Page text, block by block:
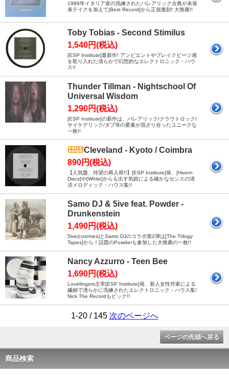
1986年イタリア産の洗練されたバレアリック古典が未発
表テイクを加えて[Best Record]から正規復刻! 大推薦!!
Toby Tobias - Second Stimilus
1,540円(税込)
[ESP Institute]最新作! アンビエントやブレイクビーツ感
を取り入れた清らかで幻想的なエレクトロニック・ハウ
ス!!
Thunder Tillman - Nightschool Of
Universal Wisdom
1,290円(税込)
[ESP Institute]の新作は、バレアリック/クラウトロック/
サイケデリック/ダブ等の要素が混ざり合ったユニークな
一枚!!
Cleveland - Kyoto / Coimbra
890円(税込)
【人気盤、待望の再入荷!!】[ESP Institute]発、[Hivern
Discs]や[White]からも出す気鋭による確かなセンスの清
涼メロディック・ハウス集!!
Samo DJ & 5ive feat. Powder -
Drunkenstein
1,490円(税込)
5ive(cos/mes)とSamo DJのコラボ第2弾は[The Trilogy
Tapes]から！話題のPowderも参加した大推薦の一枚!!
Nancy Azzurro - Teen Bee
1,690円(税込)
Lovefingers主宰[ESP Institute]発、新人女性作家による
繊細で清らかに洗練されたエレクトロニック・ハウス集!
Nick The Recordもピック!!
1-20 / 145 次のページへ
ページの先頭へ戻る
商品検索